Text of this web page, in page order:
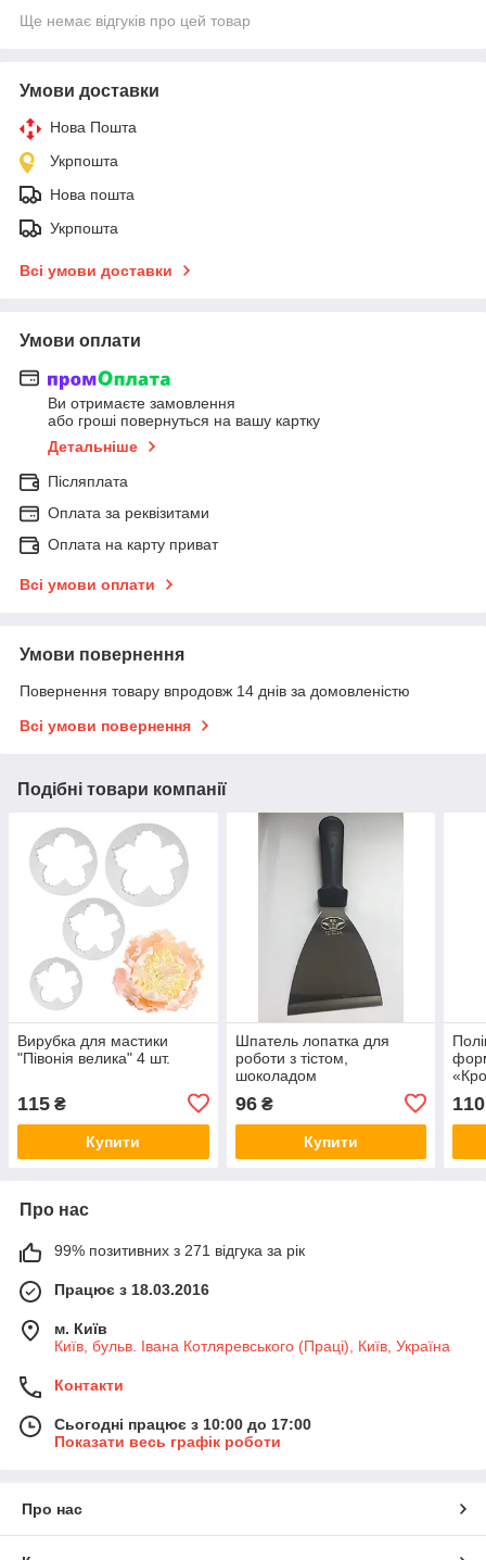
Ще немає відгуків про цей товар
Умови доставки
Нова Пошта
Укрпошта
Нова пошта
Укрпошта
Всі умови доставки
Умови оплати
Ви отримаєте замовлення
або гроші повернуться на вашу картку
Детальніше
Післяплата
Оплата за реквізитами
Оплата на карту приват
Всі умови оплати
Умови повернення
Повернення товару впродовж 14 днів за домовленістю
Всі умови повернення
Подібні товари компанії
Вирубка для мастики
"Півонія велика" 4 шт.
115 ₴
Купити
Шпатель лопатка для
роботи з тістом,
шоколадом
96₴
Купити
110
Про нас
99% позитивних з 271 відгука за рік
Працює з 18.03.2016
м. Київ
Київ, бульв. Івана Котляревського (Праці), Київ, Україна
Контакти
Сьогодні працює з 10:00 до 17:00
Показати весь графік роботи
Про нас